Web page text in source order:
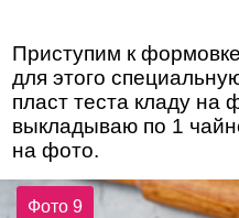
Приступим к
для этого
пласт теста кладу на
выкладываю по 1
на фото.
Фото 9